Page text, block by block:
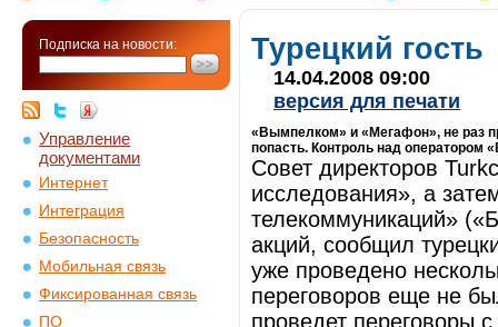
Подписка на новости:
Управление
документами
Интернет
Интеграция
Безопасность
Мобильная связь
Фиксированная связь
ПО
Турецкий гость
14.04.2008 09:00
версия для печати
«Вымпелком» и «Мегафон», не раз
попасть. Контроль над оператором
Совет директоров
исследования», а
телекоммуникаций»
акций, сообщил
уже проведено
переговоров еще не
проведет переговоры